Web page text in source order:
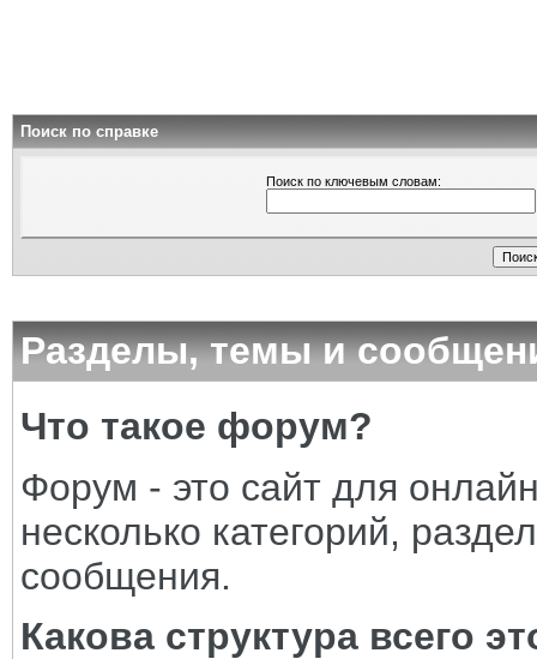
Поиск по справке
Поиск по ключевым словам:
Разделы, темы и
Что такое форум?
Форум - это сайт для
несколько категорий,
сообщения.
Какова структура всего